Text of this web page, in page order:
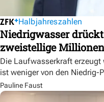
Halbjahreszahlen
Niedrigwasser
zweistellige Millionen
Die Laufwasserkraft
ist weniger von den Niedrig-
Pauline Faust